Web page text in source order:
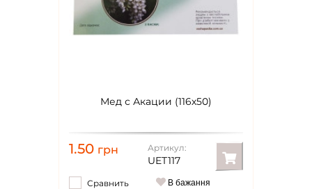
Мед с Акации (116х50)
1.50 грн Артикул:
UET117
Сравнить В бажання